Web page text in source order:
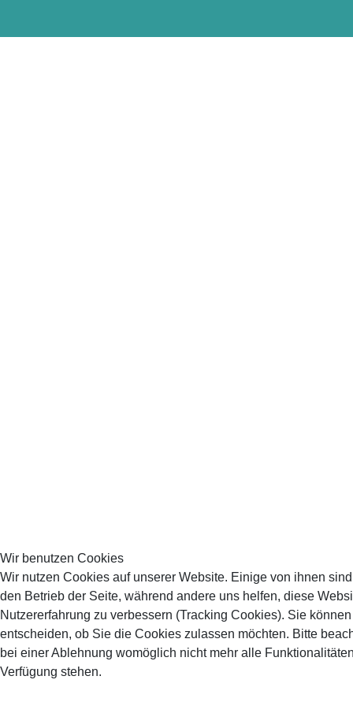
Wir benutzen Cookies
Wir nutzen Cookies auf unserer Website. Einige von ihnen
den Betrieb der Seite, während andere uns helfen, diese
Nutzererfahrung zu verbessern (Tracking Cookies). Sie
entscheiden, ob Sie die Cookies zulassen möchten. Bitte
bei einer Ablehnung womöglich nicht mehr alle
Verfügung stehen.